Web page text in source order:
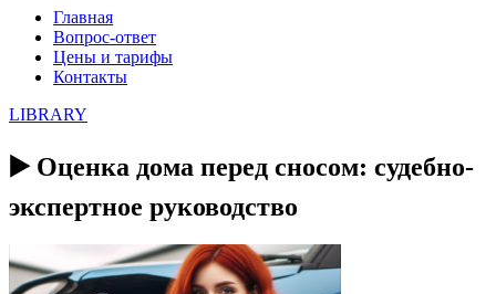
Главная
Вопрос-ответ
Цены и тарифы
Контакты
LIBRARY
▶️ Оценка дома перед сносом: судебно-
экспертное руководство